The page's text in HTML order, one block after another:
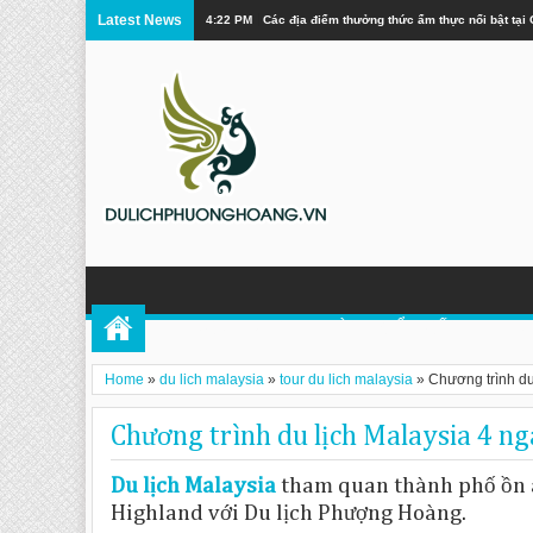
Latest News 4:11 PM Khám Phá Vẻ Đẹp Tuyệt Vời Của Cửu Trại Câu
Home » du lich malaysia » tour du lich malaysia » Chương trình
Chương trình du lịch Malaysia 4
Du lịch Malaysia tham quan thành phố ồn
Highland với Du lịch Phượng Hoàng.